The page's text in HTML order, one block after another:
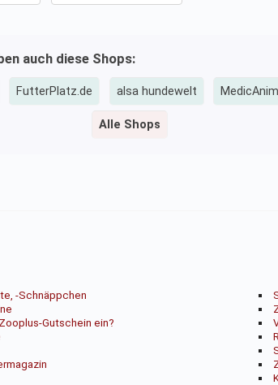
auch diese Shops:
FutterPlatz.de alsa hundewelt
Alle Shops
-Schnäppchen
Gutschein ein?